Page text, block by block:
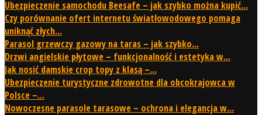
Ubezpieczenie samochodu Beesafe – jak szybko można kupić...
Czy porównanie ofert internetu światłowodowego pomaga
uniknąć złych...
Parasol grzewczy gazowy na taras – jak szybko...
Drzwi angielskie płytowe – funkcjonalność i estetyka w...
Jak nosić damskie crop topy z klasą –...
Ubezpieczenie turystyczne zdrowotne dla obcokrajowca w
Polsce –...
Nowoczesne parasole tarasowe – ochrona i elegancja w...